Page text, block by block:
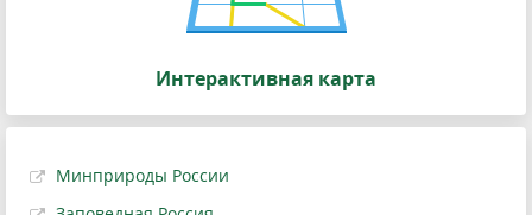
Интерактивная карта
Минприроды России